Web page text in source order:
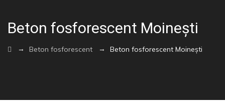
Beton fosforescent Moinești
→ Beton fosforescent → Beton fosforescent Moinești